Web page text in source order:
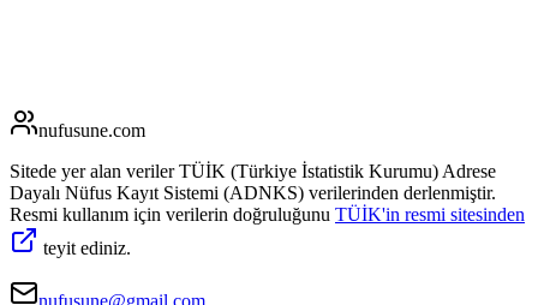
nufusune.com
Sitede yer alan veriler TÜİK (Türkiye İstatistik Kurumu) Adrese
Dayalı Nüfus Kayıt Sistemi (ADNKS) verilerinden derlenmiştir.
Resmi kullanım için verilerin doğruluğunu TÜİK'in resmi sitesinden
teyit ediniz.
nufusune@gmail.com